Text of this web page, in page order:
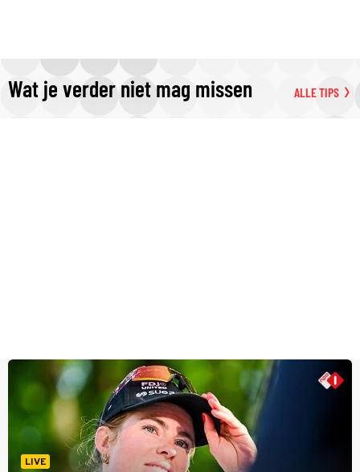
Wat je verder niet mag missen ALLE TIPS
LIVE